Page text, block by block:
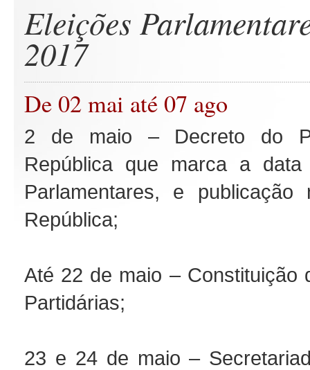
Eleições
2017
De 02 mai até 07 ago
2 de maio – Decreto do
República que marca a
Parlamentares, e
República;
Até 22 de maio – Constituição
Partidárias;
23 e 24 de maio –